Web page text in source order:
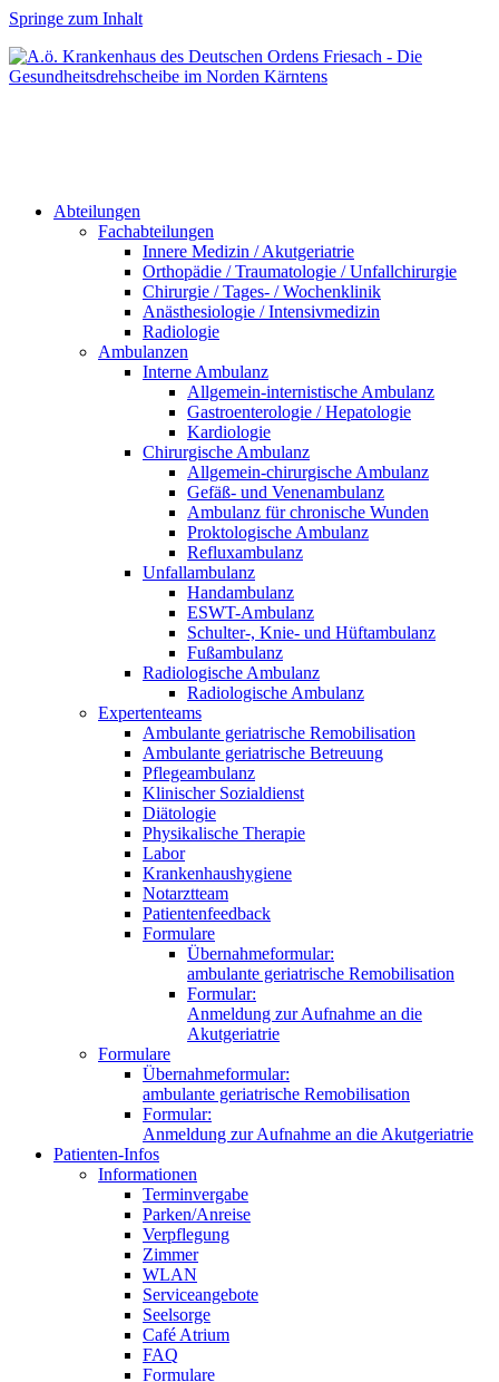
Springe zum Inhalt
Abteilungen
Fachabteilungen
Innere Medizin / Akutgeriatrie
Orthopädie / Traumatologie / Unfallchirurgie
Chirurgie / Tages- / Wochenklinik
Anästhesiologie / Intensivmedizin
Radiologie
Ambulanzen
Interne Ambulanz
Allgemein-internistische Ambulanz
Gastroenterologie / Hepatologie
Kardiologie
Chirurgische Ambulanz
Allgemein-chirurgische Ambulanz
Gefäß- und Venenambulanz
Ambulanz für chronische Wunden
Proktologische Ambulanz
Refluxambulanz
Unfallambulanz
Handambulanz
ESWT-Ambulanz
Schulter-, Knie- und Hüftambulanz
Fußambulanz
Radiologische Ambulanz
Radiologische Ambulanz
Expertenteams
Ambulante geriatrische Remobilisation
Ambulante geriatrische Betreuung
Pflegeambulanz
Klinischer Sozialdienst
Diätologie
Physikalische Therapie
Labor
Krankenhaushygiene
Notarztteam
Patientenfeedback
Formulare
Übernahmeformular:
ambulante geriatrische Remobilisation
Formular:
Anmeldung zur Aufnahme an die
Akutgeriatrie
Formulare
Übernahmeformular:
ambulante geriatrische Remobilisation
Formular:
Anmeldung zur Aufnahme an die Akutgeriatrie
Patienten-Infos
Informationen
Terminvergabe
Parken/Anreise
Verpflegung
Zimmer
WLAN
Serviceangebote
Seelsorge
Café Atrium
FAQ
Formulare